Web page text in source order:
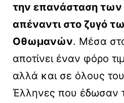
την επανάσταση
απέναντι στο ζυγό
Οθωμανών. Μέσα
αποτίνει έναν φόρο
αλλά και σε όλους
Έλληνες που έδωσαν